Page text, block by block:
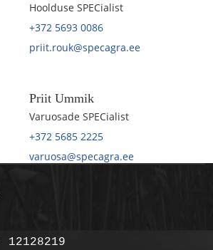
Hoolduse SPECialist
+372 5693 0086
priit.rouk@specagra.ee
Priit Ummik
Varuosade SPECialist
+372 5685 2225
varuosa@specagra.ee